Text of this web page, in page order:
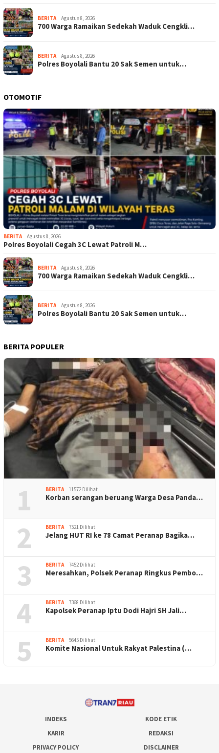
BERITA Agustus 8, 2026
700 Warga Ramaikan Sedekah Waduk Cengkli…
BERITA Agustus 8, 2026
Polres Boyolali Bantu 20 Sak Semen untuk…
OTOMOTIF
BERITA Agustus 8, 2026
Polres Boyolali Cegah 3C Lewat Patroli M…
BERITA Agustus 8, 2026
700 Warga Ramaikan Sedekah Waduk Cengkli…
BERITA Agustus 8, 2026
Polres Boyolali Bantu 20 Sak Semen untuk…
BERITA POPULER
1 BERITA 11572 Dilihat
Korban serangan beruang Warga Desa Panda…
2 BERITA 7521 Dilihat
Jelang HUT RI ke 78 Camat Peranap Bagika…
3 BERITA 7452 Dilihat
Meresahkan, Polsek Peranap Ringkus Pembo…
4 BERITA 7368 Dilihat
Kapolsek Peranap Iptu Dodi Hajri SH Jali…
5 BERITA 5645 Dilihat
Komite Nasional Untuk Rakyat Palestina (…
INDEKS
KODE ETIK
KARIR
REDAKSI
PRIVACY POLICY
DISCLAIMER